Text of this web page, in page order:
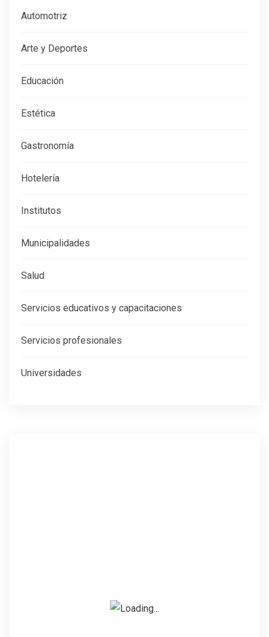
Automotriz
Arte y Deportes
Educación
Estética
Gastronomía
Hotelería
Institutos
Municipalidades
Salud
Servicios educativos y capacitaciones
Servicios profesionales
Universidades